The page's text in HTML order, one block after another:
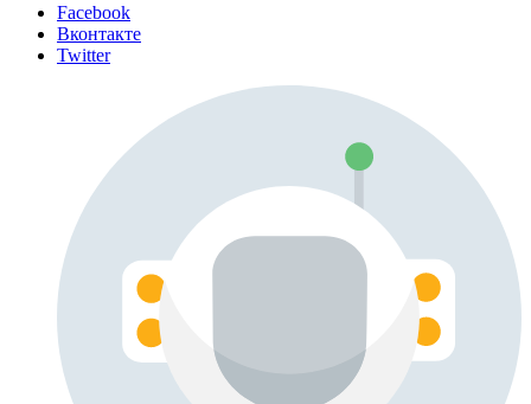
Facebook
Вконтакте
Twitter